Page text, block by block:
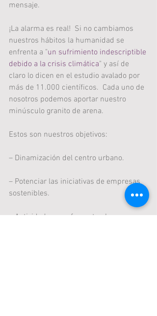
mensaje.
¡La alarma es real!  Si no cambiamos
nuestros hábitos la humanidad se
enfrenta a "un sufrimiento indescriptible
debido a la crisis climática" y así de
claro lo dicen en el estudio avalado por
más de 11.000 científicos.  Cada uno de
nosotros podemos aportar nuestro
minúsculo granito de arena.
Estos son nuestros objetivos:
– Dinamización del centro urbano.
– Potenciar las iniciativas de empresas
sostenibles.
– Actividades que fomenten la